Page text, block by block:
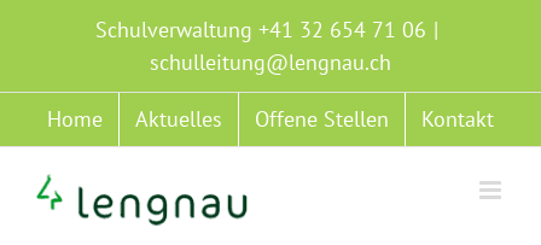
springen
Schulverwaltung +41 32 654 71 06 |
schulleitung@lengnau.ch
Home Aktuelles Offene Stellen Kontakt